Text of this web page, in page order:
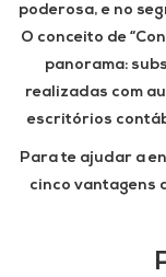
poderosa, e no
O conceito de
panorama:
realizadas com
escritórios
Para te ajudar a
cinco vantagens